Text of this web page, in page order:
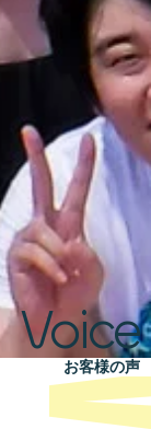
Voice
お客様の声